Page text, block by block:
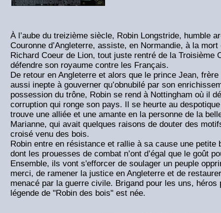
À l’aube du treizième siècle, Robin Longstride, humble
Couronne d’Angleterre, assiste, en Normandie, à la
Richard Coeur de Lion, tout juste rentré de la Troisième
défendre son royaume contre les Français.
De retour en Angleterre et alors que le prince Jean,
aussi inepte à gouverner qu’obnubilé par son
possession du trône, Robin se rend à Nottingham où il
corruption qui ronge son pays. Il se heurte au
trouve une alliée et une amante en la personne de la
Marianne, qui avait quelques raisons de douter des
croisé venu des bois.
Robin entre en résistance et rallie à sa cause une petite
dont les prouesses de combat n’ont d’égal que le goût
Ensemble, ils vont s'efforcer de soulager un peuple
merci, de ramener la justice en Angleterre et de
menacé par la guerre civile. Brigand pour les uns, héros
légende de "Robin des bois" est née.